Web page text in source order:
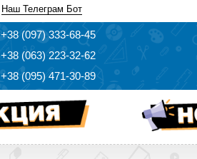
Наш Телеграм Бот
+38 (097)333-68-45
+38 (063) 223-32-62
+38 (095) 471-30-89